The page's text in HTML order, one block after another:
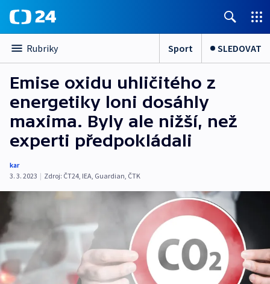
Rubriky Sport SLEDOVAT
Emise oxidu uhličitého z
energetiky loni dosáhly
maxima. Byly ale nižší, než
experti předpokládali
kar
3. 3. 2023 | Zdroj: ČT24, IEA, Guardian, ČTK